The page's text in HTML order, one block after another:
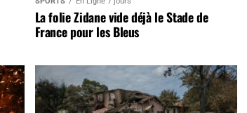
La folie Zidane vide déjà le Stade de
France pour les Bleus